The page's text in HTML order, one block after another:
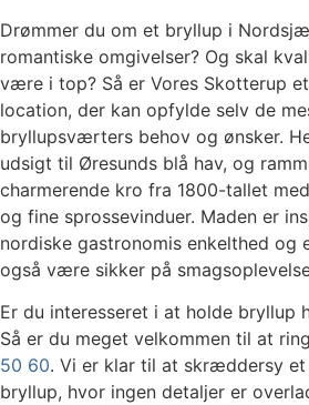
Drømmer du om et bryllup i
romantiske omgivelser? Og skal
være i top? Så er Vores Skotterup
location, der kan opfylde selv de
bryllupsværters behov og ønsker.
udsigt til Øresunds blå hav, og
charmerende kro fra 1800-tallet
og fine sprossevinduer. Maden er
nordiske gastronomis enkelthed og
også være sikker på
Er du interesseret i at holde bryllup
Så er du meget velkommen til at
50 60. Vi er klar til at skræddersy
bryllup, hvor ingen detaljer er